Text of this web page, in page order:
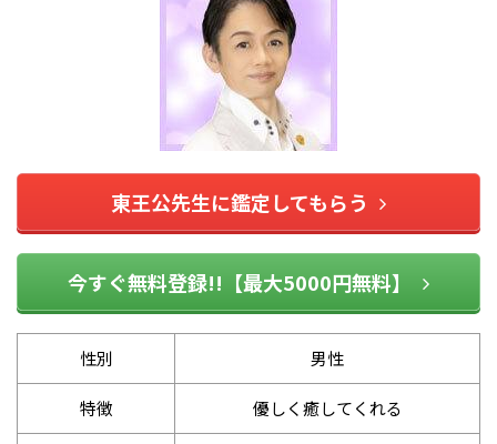
東王公先生に鑑定してもらう
今すぐ無料登録!!【最大5000円無料】
性別 男性
特徴 優しく癒してくれる